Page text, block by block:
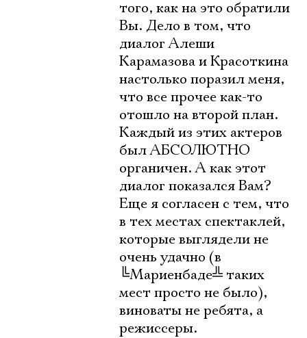
того, как на это обратили
Вы. Дело в том, что
диалог Алеши
Карамазова и Красоткина
настолько поразил меня,
что все прочее как-то
отошло на второй план.
Каждый из этих актеров
был АБСОЛЮТНО
органичен. А как этот
диалог показался Вам?
Еще я согласен с тем, что
в тех местах спектаклей,
которые выглядели не
очень удачно (в
╚Мариенбаде╩ таких
мест просто не было),
виноваты не ребята, а
режиссеры.